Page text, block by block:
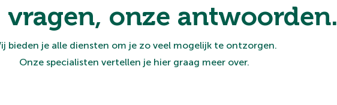
onze antwoorden.
bieden je alle diensten om je zo veel mogelijk te ontzorgen.
Onze specialisten vertellen je hier graag meer over.